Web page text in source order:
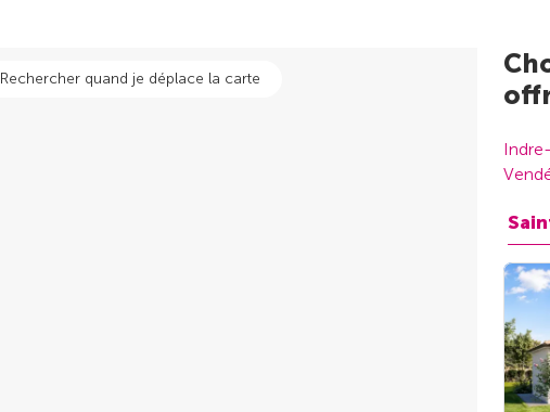
Rechercher quand je déplace la carte